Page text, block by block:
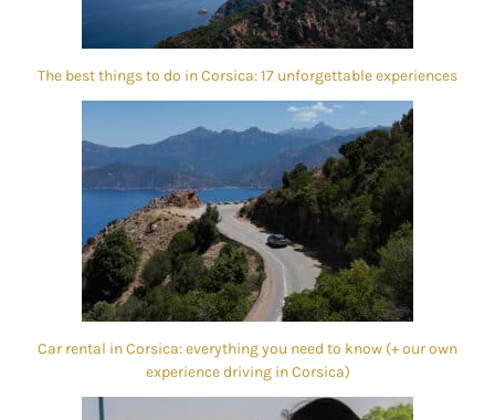
The best things to do in Corsica: 17 unforgettable experiences
Car rental in Corsica: everything you need to know (+ our own
experience driving in Corsica)